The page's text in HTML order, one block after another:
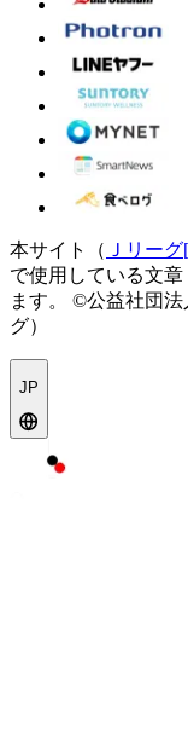
本サイト（ Ｊリー
で使用している文
ます。
©公益社団法
グ）
JP